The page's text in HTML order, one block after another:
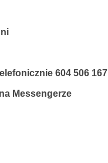
604 506 167
Messengerze